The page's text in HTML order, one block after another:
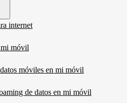
internet
móvil
móviles en mi móvil
de datos en mi móvil